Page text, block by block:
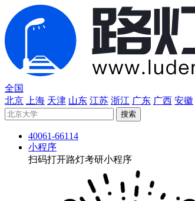
全国
北京
上海 天津 山东 江苏 浙江 广东 广西 安徽
40061-66114
小程序
扫码打开路灯考研小程序